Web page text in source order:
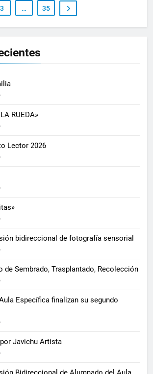
3 … 35
RUEDA»
Lector 2026
bidireccional de fotografía sensorial
de Sembrado, Trasplantado, Recolección
Específica finalizan su segundo
Javichu Artista